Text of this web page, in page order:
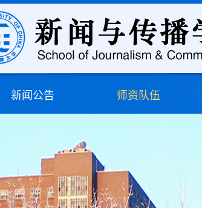
新闻公告 师资队伍